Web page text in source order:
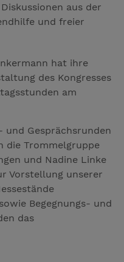
aus der
und freier
hat ihre
des Kongresses
am
und Gesprächsrunden
Trommelgruppe
und Nadine Linke
Vorstellung unserer
Begegnungs- und
das